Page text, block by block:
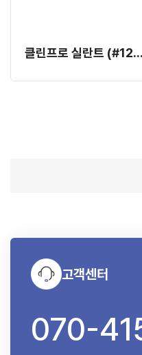
클린프로 실란트 (#12646)
고객센터
070-